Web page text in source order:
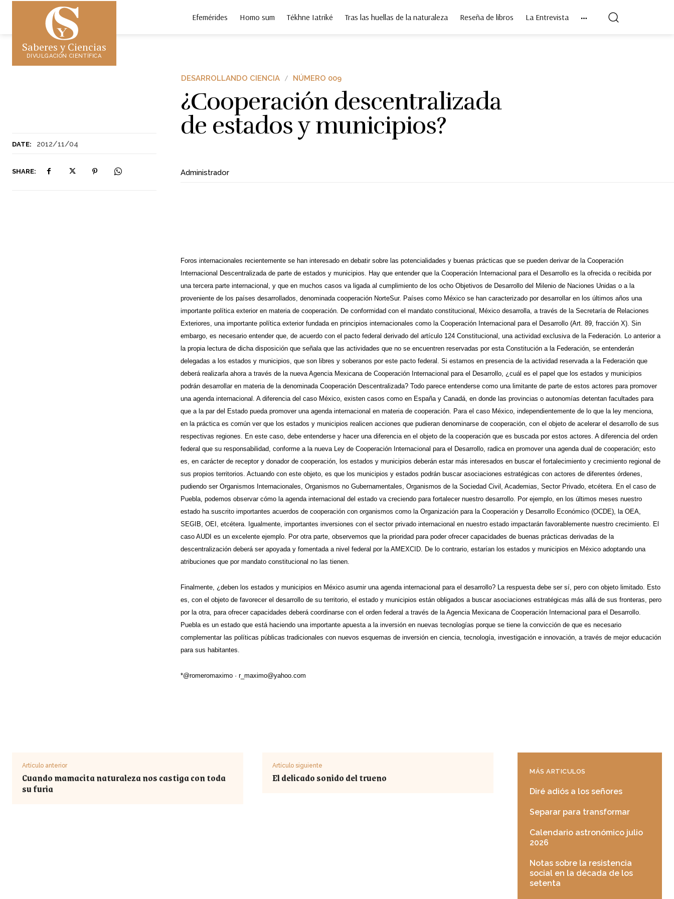
Saberes y Ciencias
DIVULGACIÓN CIENTÍFICA
Efemérides Homo sum Tékhne Iatriké Tras las huellas de la naturaleza Reseña de libros La Entrevista
DATE: 2012/11/04
SHARE:
DESARROLLANDO CIENCIA NÚMERO 009
¿Cooperación descentralizada
de estados y municipios?
Administrador
Foros internacionales recientemente se han interesado en debatir sobre las potencialidades y buenas prácticas que se pueden derivar de la Cooperación
Internacional Descentralizada de parte de estados y municipios. Hay que entender que la Cooperación Internacional para el Desarrollo es la ofrecida o recibida por
una tercera parte internacional, y que en muchos casos va ligada al cumplimiento de los ocho Objetivos de Desarrollo del Milenio de Naciones Unidas o a la
proveniente de los países desarrollados, denominada cooperación NorteSur. Países como México se han caracterizado por desarrollar en los últimos años una
importante política exterior en materia de cooperación. De conformidad con el mandato constitucional, México desarrolla, a través de la Secretaría de Relaciones
Exteriores, una importante política exterior fundada en principios internacionales como la Cooperación Internacional para el Desarrollo (Art. 89, fracción X). Sin
embargo, es necesario entender que, de acuerdo con el pacto federal derivado del artículo 124 Constitucional, una actividad exclusiva de la Federación. Lo anterior a
la propia lectura de dicha disposición que señala que las actividades que no se encuentren reservadas por esta Constitución a la Federación, se entenderán
delegadas a los estados y municipios, que son libres y soberanos por este pacto federal. Si estamos en presencia de la actividad reservada a la Federación que
deberá realizarla ahora a través de la nueva Agencia Mexicana de Cooperación Internacional para el Desarrollo, ¿cuál es el papel que los estados y municipios
podrán desarrollar en materia de la denominada Cooperación Descentralizada? Todo parece entenderse como una limitante de parte de estos actores para promover
una agenda internacional. A diferencia del caso México, existen casos como en España y Canadá, en donde las provincias o autonomías detentan facultades para
que a la par del Estado pueda promover una agenda internacional en materia de cooperación. Para el caso México, independientemente de lo que la ley menciona,
en la práctica es común ver que los estados y municipios realicen acciones que pudieran denominarse de cooperación, con el objeto de acelerar el desarrollo de sus
respectivas regiones. En este caso, debe entenderse y hacer una diferencia en el objeto de la cooperación que es buscada por estos actores. A diferencia del orden
federal que su responsabilidad, conforme a la nueva Ley de Cooperación Internacional para el Desarrollo, radica en promover una agenda dual de cooperación; esto
es, en carácter de receptor y donador de cooperación, los estados y municipios deberán estar más interesados en buscar el fortalecimiento y crecimiento regional de
sus propios territorios. Actuando con este objeto, es que los municipios y estados podrán buscar asociaciones estratégicas con actores de diferentes órdenes,
pudiendo ser Organismos Internacionales, Organismos no Gubernamentales, Organismos de la Sociedad Civil, Academias, Sector Privado, etcétera. En el caso de
Puebla, podemos observar cómo la agenda internacional del estado va creciendo para fortalecer nuestro desarrollo. Por ejemplo, en los últimos meses nuestro
estado ha suscrito importantes acuerdos de cooperación con organismos como la Organización para la Cooperación y Desarrollo Económico (OCDE), la OEA,
SEGIB, OEI, etcétera. Igualmente, importantes inversiones con el sector privado internacional en nuestro estado impactarán favorablemente nuestro crecimiento. El
caso AUDI es un excelente ejemplo. Por otra parte, observemos que la prioridad para poder ofrecer capacidades de buenas prácticas derivadas de la
descentralización deberá ser apoyada y fomentada a nivel federal por la AMEXCID. De lo contrario, estarían los estados y municipios en México adoptando una
atribuciones que por mandato constitucional no las tienen.
Finalmente, ¿deben los estados y municipios en México asumir una agenda internacional para el desarrollo? La respuesta debe ser sí, pero con objeto limitado. Esto
es, con el objeto de favorecer el desarrollo de su territorio, el estado y municipios están obligados a buscar asociaciones estratégicas más allá de sus fronteras, pero
por la otra, para ofrecer capacidades deberá coordinarse con el orden federal a través de la Agencia Mexicana de Cooperación Internacional para el Desarrollo.
Puebla es un estado que está haciendo una importante apuesta a la inversión en nuevas tecnologías porque se tiene la convicción de que es necesario
complementar las políticas públicas tradicionales con nuevos esquemas de inversión en ciencia, tecnología, investigación e innovación, a través de mejor educación
para sus habitantes.
*@romeromaximo · r_maximo@yahoo.com
Artículo anterior
Cuando mamacita naturaleza nos castiga con toda
su furia
Artículo siguiente
El delicado sonido del trueno MÁS ARTICULOS
Diré adiós a los señores
Separar para transformar
Calendario astronómico julio
2026
Notas sobre la resistencia
social en la década de los
setenta